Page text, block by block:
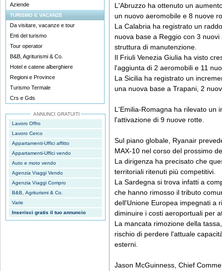
Aziende
TURISMO E VACANZE
Da visitare, vacanze e tour
Enti del turismo
Tour operator
B&B, Agriturismi & Co.
Hotel e catene alberghiere
Regioni e Province
Turismo Termale
Crs e Gds
ANNUNCI GRATUITI
Lavoro Offro
Lavoro Cerco
Appartamenti-Uffici affitto
Appartamenti-Uffici vendo
Auto e moto vendo
Agenzia Viaggi Vendo
Agenzia Viaggi Compro
B&B, Agriturismi & Co.
Varie
Inserisci gratis il tuo annuncio
L'Abruzzo ha ottenuto un
un nuovo aeromobile e 8 nuove
La Calabria ha registrato un
nuova base a Reggio con 3
struttura di manutenzione.
Il Friuli Venezia Giulia ha visto
l'aggiunta di 2 aeromobili e 11
La Sicilia ha registrato un
una nuova base a Trapani, 2
L'Emilia-Romagna ha rilevato un
l'attivazione di 9 nuove rotte.
Sul piano globale, Ryanair
MAX-10 nel corso del prossimo
La dirigenza ha precisato che
territoriali ritenuti più competitivi.
La Sardegna si trova infatti a
che hanno rimosso il tributo
dell'Unione Europea impegnati a
diminuire i costi aeroportuali per
La mancata rimozione della
rischio di perdere l'attuale
esterni.
Jason McGuinness, Chief